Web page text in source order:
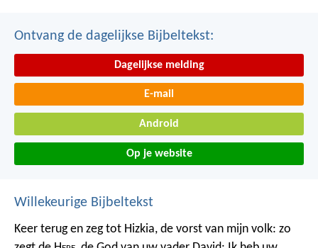
Ontvang de dagelijkse Bijbeltekst:
Dagelijkse melding
E-mail
Android
Op je website
Willekeurige Bijbeltekst
Keer terug en zeg tot Hizkia, de vorst van mijn volk: zo